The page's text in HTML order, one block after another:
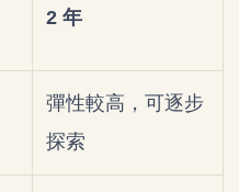
2 年
彈性較高，可逐步
探索